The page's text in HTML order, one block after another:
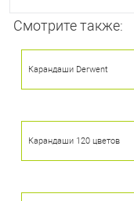
Смотрите также:
Карандаши Derwent
Карандаши 120 цветов